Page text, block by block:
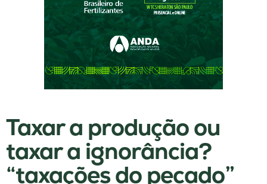
Taxar a produção ou
taxar a ignorância?
“taxações do pecado”